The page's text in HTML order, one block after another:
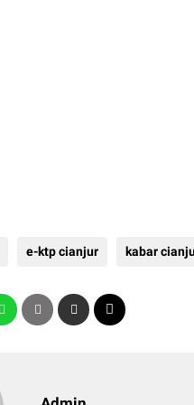
e-ktp cianjur kabar